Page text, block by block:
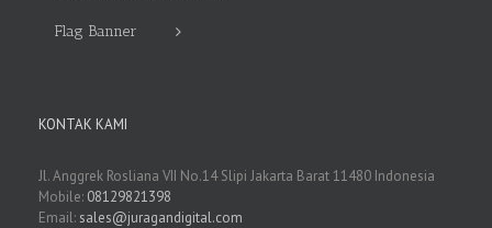
Flag Banner
KONTAK KAMI
Jl. Anggrek Rosliana VII No.14 Slipi Jakarta Barat 11480 Indonesia
Mobile: 08129821398
Email: sales@juragandigital.com